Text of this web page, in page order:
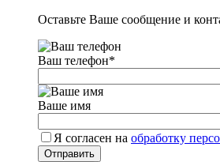
Оставьте Ваше сообщение и
Ваш телефон*
Ваше имя
Я согласен на обработку